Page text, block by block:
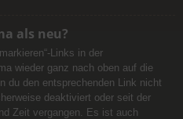
als neu?
Links in der
wieder ganz nach oben auf die
du den entsprechenden Link nicht
deaktiviert oder seit der
Zeit vergangen. Es ist auch